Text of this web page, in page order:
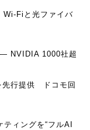
Fiと光ファイバ
NVIDIA 1000社超
先行提供 ドコモ回
ィングを“フルAI